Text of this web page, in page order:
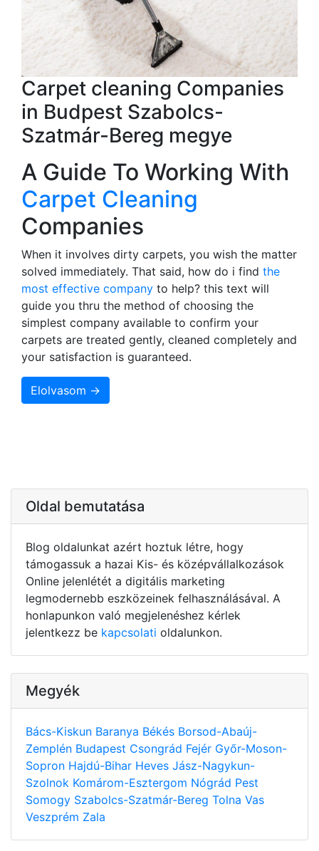
Carpet cleaning Companies
in Budpest Szabolcs-
Szatmár-Bereg megye
A Guide To Working With
Carpet Cleaning
Companies
When it involves dirty carpets, you wish the matter
solved immediately. That said, how do i find the
most effective company to help? this text will
guide you thru the method of choosing the
simplest company available to confirm your
carpets are treated gently, cleaned completely and
your satisfaction is guaranteed.
Elolvasom →
Oldal bemutatása
Blog oldalunkat azért hoztuk létre, hogy
támogassuk a hazai Kis- és középvállalkozások
Online jelenlétét a digitális marketing
legmodernebb eszközeinek felhasználásával. A
honlapunkon való megjelenéshez kérlek
jelentkezz be kapcsolati oldalunkon.
Megyék
Bács-Kiskun Baranya Békés Borsod-Abaúj-
Zemplén Budapest Csongrád Fejér Győr-Moson-
Sopron Hajdú-Bihar Heves Jász-Nagykun-
Szolnok Komárom-Esztergom Nógrád Pest
Somogy Szabolcs-Szatmár-Bereg Tolna Vas
Veszprém Zala